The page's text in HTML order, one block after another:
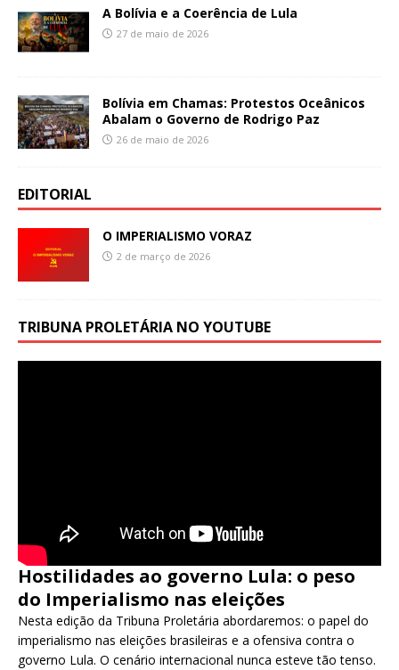
A Bolívia e a Coerência de Lula
27 de maio de 2026
Bolívia em Chamas: Protestos Oceânicos
Abalam o Governo de Rodrigo Paz
26 de maio de 2026
EDITORIAL
O IMPERIALISMO VORAZ
2 de março de 2026
TRIBUNA PROLETÁRIA NO YOUTUBE
Hostilidades ao governo Lula: o peso
do Imperialismo nas eleições
Nesta edição da Tribuna Proletária abordaremos: o papel do
imperialismo nas eleições brasileiras e a ofensiva contra o
governo Lula. O cenário internacional nunca esteve tão tenso.